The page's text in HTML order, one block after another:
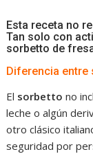
Esta receta no
Tan solo con
sorbetto de
Diferencia entre
El sorbetto no
leche o algún
otro clásico
seguridad por